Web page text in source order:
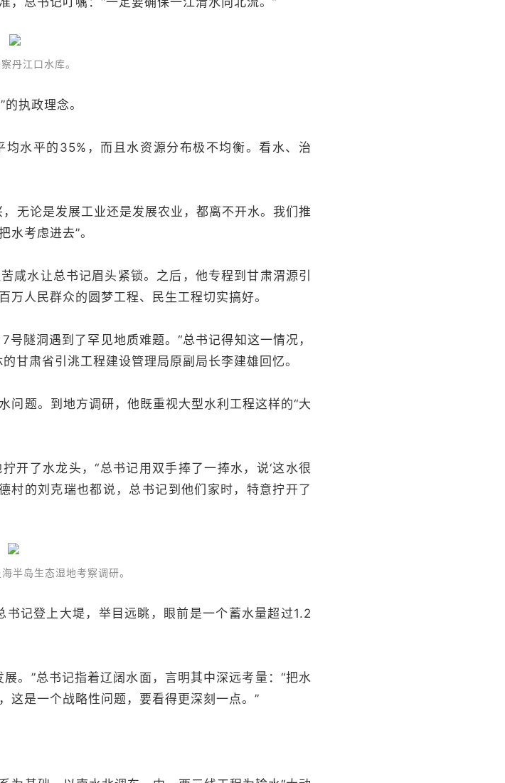
丹江口水库。
执政理念。
水平的35%，而且水资源分布极不均衡。看水、治
无论是发展工业还是发展农业，都离不开水。我们推
水考虑进去”。
咸水让总书记眉头紧锁。之后，他专程到甘肃渭源引
人民群众的圆梦工程、民生工程切实搞好。
隧洞遇到了罕见地质难题。“总书记得知这一情况，
甘肃省引洮工程建设管理局原副局长李建雄回忆。
问题。到地方调研，他既重视大型水利工程这样的“大
开了水龙头，“总书记用双手捧了一捧水，说‘这水很
村的刘克瑞也都说，总书记到他们家时，特意拧开了
半岛生态湿地考察调研。
记登上大堤，举目远眺，眼前是一个蓄水量超过1.2
。”总书记指着辽阔水面，言明其中深远考量：“把水
这是一个战略性问题，要看得更深刻一点。”